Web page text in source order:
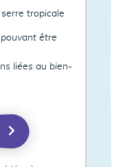
tropicale
être
liées au bien-